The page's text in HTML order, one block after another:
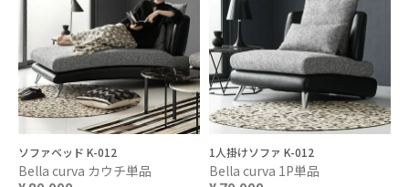
ソファベッド K-012
Bella curva カウチ単品
1人掛けソファ K-012
Bella curva 1P単品